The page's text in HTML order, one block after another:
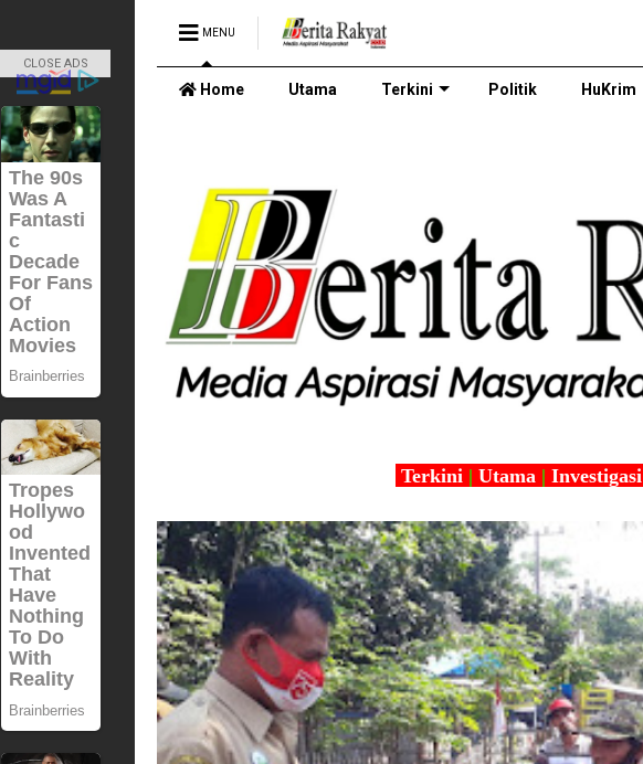
MENU
Home Utama Terkini Politik HuKrim
Terkini | Utama | Investigasi
CLOSE ADS